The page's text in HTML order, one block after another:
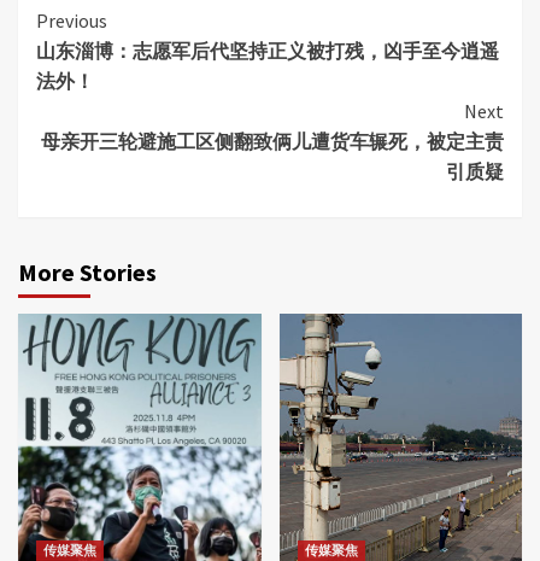
Continue
Reading
Previous
山东淄博：志愿军后代坚持正义被打残，凶手至今逍遥
法外！
Next
母亲开三轮避施工区侧翻致俩儿遭货车辗死，被定主责
引质疑
More Stories
传媒聚焦 传媒聚焦